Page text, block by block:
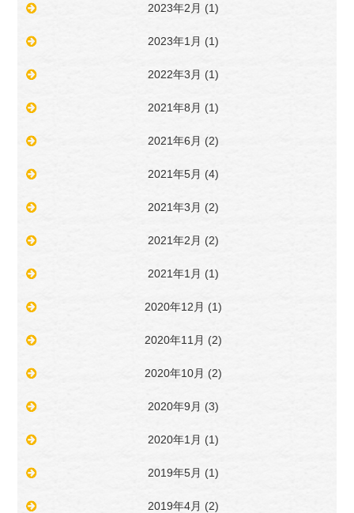
2023年2月 (1)
2023年1月 (1)
2022年3月 (1)
2021年8月 (1)
2021年6月 (2)
2021年5月 (4)
2021年3月 (2)
2021年2月 (2)
2021年1月 (1)
2020年12月 (1)
2020年11月 (2)
2020年10月 (2)
2020年9月 (3)
2020年1月 (1)
2019年5月 (1)
2019年4月 (2)